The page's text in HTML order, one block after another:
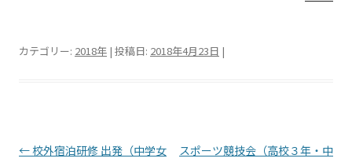
カテゴリー: 2018年 | 投稿日: 2018年4月23日 |
投稿ナビゲーション
←校外宿泊研修 出発（中学女
スポーツ競技会（高校３年・中